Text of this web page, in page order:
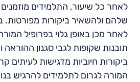
לאחר כל שיעור, התלמידים
שלהם ולהשאיר ביקורות מפורטות.
לאחר מכן באופן גלוי בפרופיל
תובנות שקופות לגבי סגנון ההוראה
ביקורות חיוביות מדגישות לעיתים
המורה לגרום לתלמידים להרגיש